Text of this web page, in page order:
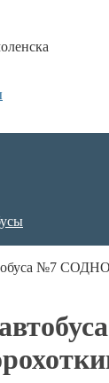
№7